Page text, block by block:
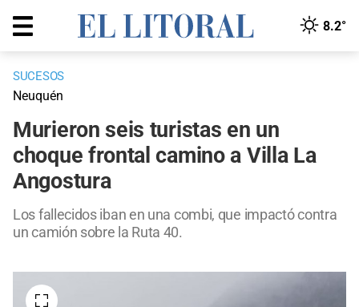
8.2°
SUCESOS
Neuquén
Murieron seis turistas en un
choque frontal camino a Villa La
Angostura
Los fallecidos iban en una combi, que impactó contra
un camión sobre la Ruta 40.